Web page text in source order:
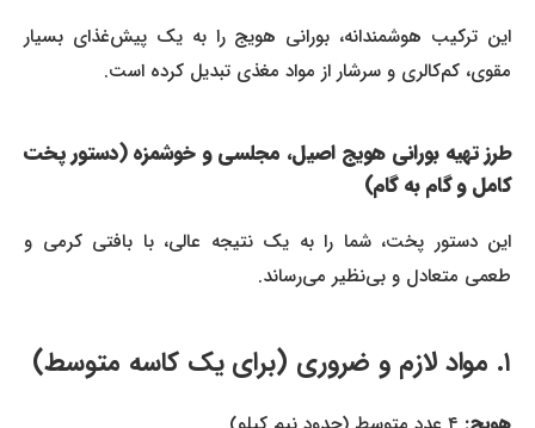
این ترکیب هوشمندانه، بورانی هویج را به یک پیش‌غذای بسیار
مقوی، کم‌کالری و سرشار از مواد مغذی تبدیل کرده است.
طرز تهیه بورانی هویج اصیل، مجلسی و خوشمزه (دستور پخت
کامل و گام به گام)
این دستور پخت، شما را به یک نتیجه عالی، با بافتی کرمی و
طعمی متعادل و بی‌نظیر می‌رساند.